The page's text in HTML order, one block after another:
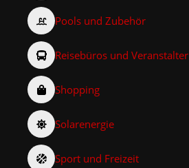
Pools und Zubehör
Reisebüros und Veranstalter
Shopping
Solarenergie
Sport und Freizeit